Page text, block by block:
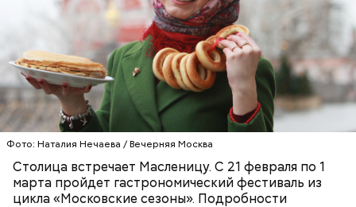
Фото: Наталия Нечаева / Вечерняя Москва
Столица встречает Масленицу. С 21 февраля по 1
марта пройдет гастрономический фестиваль из
цикла «Московские сезоны». Подробности